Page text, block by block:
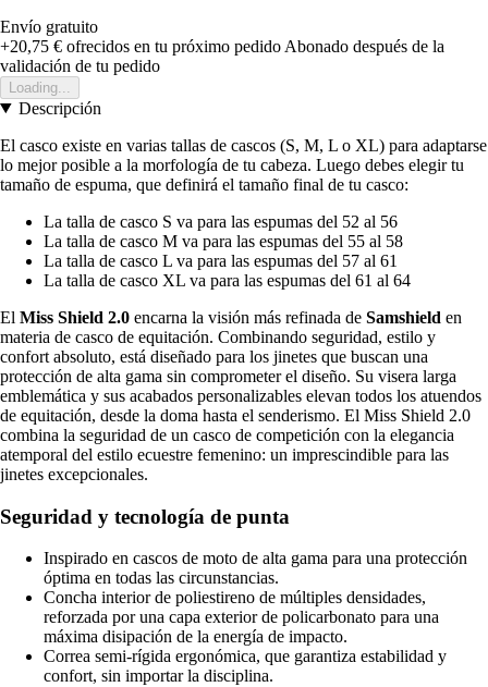
Envío gratuito
+20,75 € ofrecidos en tu próximo pedido Abonado después de la
validación de tu pedido
Loading...
Descripción
El casco existe en varias tallas de cascos (S, M, L o XL) para adaptarse
lo mejor posible a la morfología de tu cabeza. Luego debes elegir tu
tamaño de espuma, que definirá el tamaño final de tu casco:
La talla de casco S va para las espumas del 52 al 56
La talla de casco M va para las espumas del 55 al 58
La talla de casco L va para las espumas del 57 al 61
La talla de casco XL va para las espumas del 61 al 64
El Miss Shield 2.0 encarna la visión más refinada de Samshield en
materia de casco de equitación. Combinando seguridad, estilo y
confort absoluto, está diseñado para los jinetes que buscan una
protección de alta gama sin comprometer el diseño. Su visera larga
emblemática y sus acabados personalizables elevan todos los atuendos
de equitación, desde la doma hasta el senderismo. El Miss Shield 2.0
combina la seguridad de un casco de competición con la elegancia
atemporal del estilo ecuestre femenino: un imprescindible para las
jinetes excepcionales.
Seguridad y tecnología de punta
Inspirado en cascos de moto de alta gama para una protección
óptima en todas las circunstancias.
Concha interior de poliestireno de múltiples densidades,
reforzada por una capa exterior de policarbonato para una
máxima disipación de la energía de impacto.
Correa semi-rígida ergonómica, que garantiza estabilidad y
confort, sin importar la disciplina.